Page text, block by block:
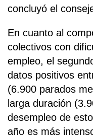
concluyó el
En cuanto al
colectivos con
empleo, el
datos positivos
(6.900 parados
larga duración
desempleo de
año es más